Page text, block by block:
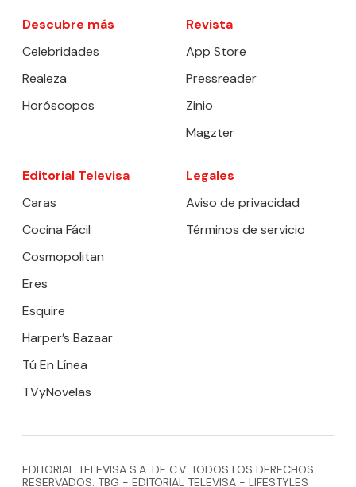
Descubre más
Celebridades
Realeza
Horóscopos
Revista
App Store
Pressreader
Zinio
Magzter
Editorial Televisa
Caras
Cocina Fácil
Cosmopolitan
Eres
Esquire
Harper’s Bazaar
Tú En Línea
TVyNovelas
Legales
Aviso de privacidad
Términos de servicio
EDITORIAL TELEVISA S.A. DE C.V. TODOS LOS DERECHOS
RESERVADOS. TBG - EDITORIAL TELEVISA - LIFESTYLES